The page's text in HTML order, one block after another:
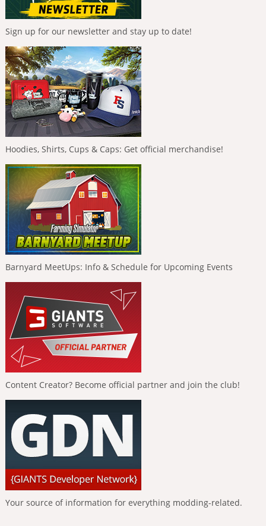
Sign up for our newsletter and stay up to date!
Hoodies, Shirts, Cups & Caps: Get official merchandise!
Barnyard MeetUps: Info & Schedule for Upcoming Events
Content Creator? Become official partner and join the club!
Your source of information for everything modding-related.